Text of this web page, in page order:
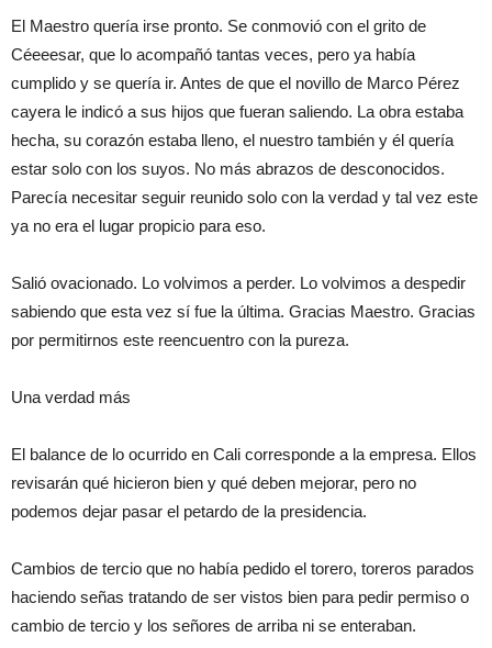
El Maestro quería irse pronto. Se conmovió con el grito de
Céeeesar, que lo acompañó tantas veces, pero ya había
cumplido y se quería ir. Antes de que el novillo de Marco Pérez
cayera le indicó a sus hijos que fueran saliendo. La obra estaba
hecha, su corazón estaba lleno, el nuestro también y él quería
estar solo con los suyos. No más abrazos de desconocidos.
Parecía necesitar seguir reunido solo con la verdad y tal vez este
ya no era el lugar propicio para eso.
Salió ovacionado. Lo volvimos a perder. Lo volvimos a despedir
sabiendo que esta vez sí fue la última. Gracias Maestro. Gracias
por permitirnos este reencuentro con la pureza.
Una verdad más
El balance de lo ocurrido en Cali corresponde a la empresa. Ellos
revisarán qué hicieron bien y qué deben mejorar, pero no
podemos dejar pasar el petardo de la presidencia.
Cambios de tercio que no había pedido el torero, toreros parados
haciendo señas tratando de ser vistos bien para pedir permiso o
cambio de tercio y los señores de arriba ni se enteraban.